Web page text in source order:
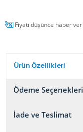
Fiyatı düşünce haber ver
Ürün Özellikleri
Ödeme Seçenekleri
İade ve Teslimat